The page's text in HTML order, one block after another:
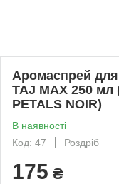
Аромаспрей для
TAJ MAX 250 мл
PETALS NOIR)
В наявності
Код: 47
Роздріб
175 ₴